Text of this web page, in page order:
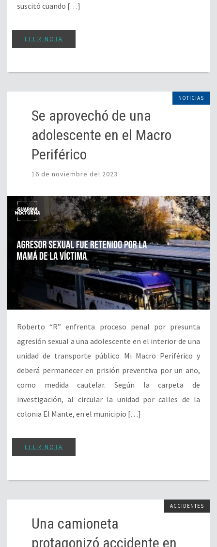
suscitó cuando […]
LEER NOTA
NOTICIAS
Se aprovechó de una
adolescente en el Macro
Periférico
16 de noviembre del 2023
Roberto “R” enfrenta proceso penal por presunta
agresión sexual a una adolescente en el interior de una
unidad de transporte público Mi Macro Periférico y
deberá permanecer en prisión preventiva por un año,
como medida cautelar. Según la carpeta de
investigación, al circular la unidad por calles de la
colonia El Mante, en el municipio […]
LEER NOTA
ACCIDENTES
Una camioneta
protagonizó accidente en